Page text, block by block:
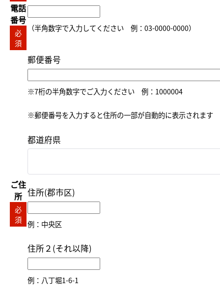
電話
番号
必
須
（半角数字で入力してください 例：03-0000-0000）
ご住
所
必
須
郵便番号
※7桁の半角数字でご入力ください 例：1000004
※郵便番号を入力すると住所の一部が自動的に表示されます
都道府県
住所(郡市区)
例：中央区
住所２(それ以降)
例：八丁堀1-6-1